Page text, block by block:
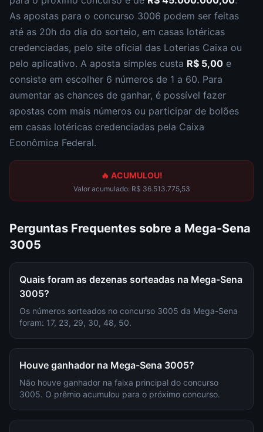
As apostas para o concurso 3006 podem ser feitas
até as 20h do dia do sorteio, em casas lotéricas
credenciadas, pelo site oficial das Loterias Caixa ou
pelo aplicativo. A aposta simples custa R$ 5,00 e
consiste em escolher 6 números de 1 a 60. Para
aumentar as chances de ganhar, é possível fazer
apostas com mais números ou participar de bolões
em casas lotéricas credenciadas pela Caixa
Econômica Federal.
🔥 ACUMULOU!
Valor acumulado: R$ 36.513.775,53
Perguntas Frequentes sobre a Mega-Sena
3005
Quais foram as dezenas sorteadas na Mega-Sena
3005?
Os números sorteados no concurso 3005 da Mega-Sena
foram: 17, 23, 29, 30, 48, 50.
Houve ganhador na Mega-Sena 3005?
Não houve ganhador na faixa principal do concurso
3005. O prêmio acumulou para o próximo concurso.